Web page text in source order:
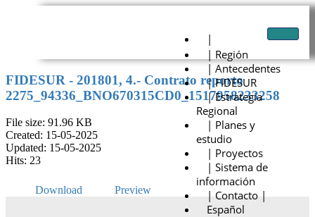
|
| Región
| Antecedentes
| FIDESUR
| Estrategia
Regional
| Planes y
estudio
| Proyectos
| Sistema de
información
| Contacto |
Español
FIDESUR - 201801, 4.- Contrato reporto
2275_94336_BNO670315CD0_1517958233258
File size: 91.96 KB
Created: 15-05-2025
Updated: 15-05-2025
Hits: 23
Download Preview